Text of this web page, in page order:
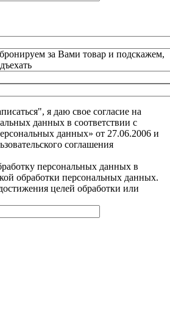
за Вами товар и подскажем,
я даю свое согласие на
данных в соответствии с
данных» от 27.06.2006 и
соглашения
персональных данных в
обработки персональных данных.
целей обработки или